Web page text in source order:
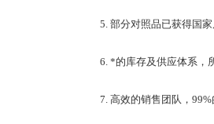
5. 部分对照品已获得国
6. *的库存及供应体系，
7. 高效的销售团队，